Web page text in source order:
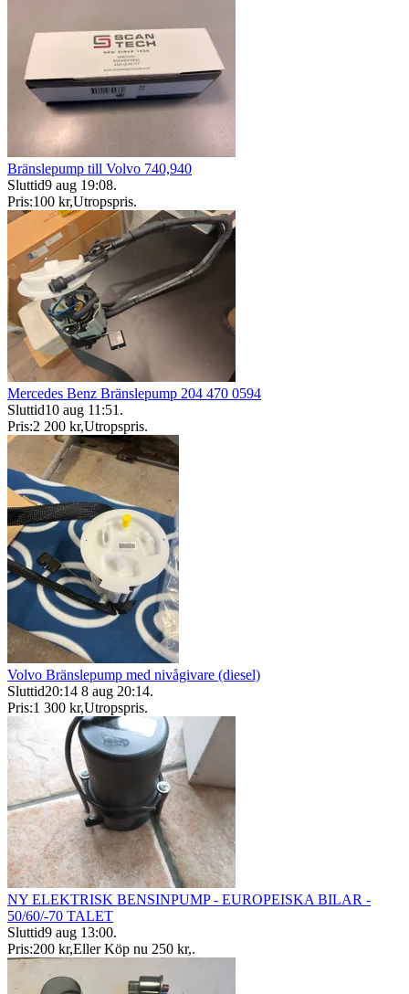
Bränslepump till Volvo 740,940
Sluttid9 aug 19:08.
Pris:100 kr,Utropspris.
Mercedes Benz Bränslepump 204 470 0594
Sluttid10 aug 11:51 .
Pris:2 200 kr,Utropspris.
Volvo Bränslepump med nivågivare (diesel)
Sluttid20:14 8 aug 20:14.
Pris:1 300 kr,Utropspris.
NY ELEKTRISK BENSINPUMP - EUROPEISKA BILAR -
50/60/-70 TALET
Sluttid9 aug 13:00.
Pris:200 kr,Eller Köp nu 250 kr,.